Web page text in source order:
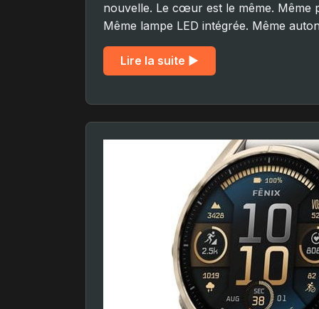
nouvelle. Le cœur est le même. Même
Même lampe LED intégrée. Même
Lire la suite ▶︎